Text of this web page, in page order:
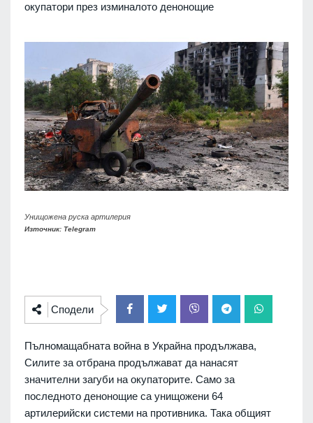
окупатори през изминалото денонощие
Унищожена руска артилерия
Източник: Telegram
Сподели
Пълномащабната война в Украйна продължава,
Силите за отбрана продължават да нанасят
значителни загуби на окупаторите. Само за
последното денонощие са унищожени 64
артилерийски системи на противника. Така общият